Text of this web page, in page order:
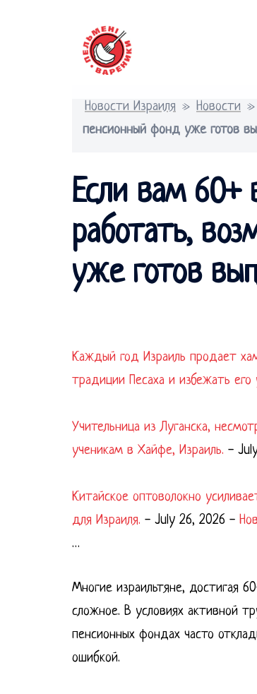
Новости Израиля » Новости »
пенсионный фонд уже готов
Если вам 60+
работать,
уже готов
Каждый год Израиль продает
традиции Песаха и избежать его
Учительница из Луганска,
ученикам в Хайфе, Израиль. -
Китайское оптоволокно
для Израиля. - July 26, 2026 -
…
Многие израильтяне, достигая
сложное. В условиях активной
пенсионных фондах часто
ошибкой.